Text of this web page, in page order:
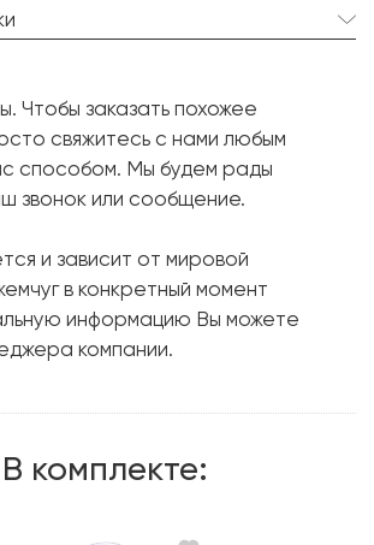
Белое золото, 750 проба
Чтобы заказать похожее
свяжитесь с нами любым
способом. Мы будем рады
звонок или сообщение.
и зависит от мировой
в конкретный момент
информацию Вы можете
компании.
В комплекте: